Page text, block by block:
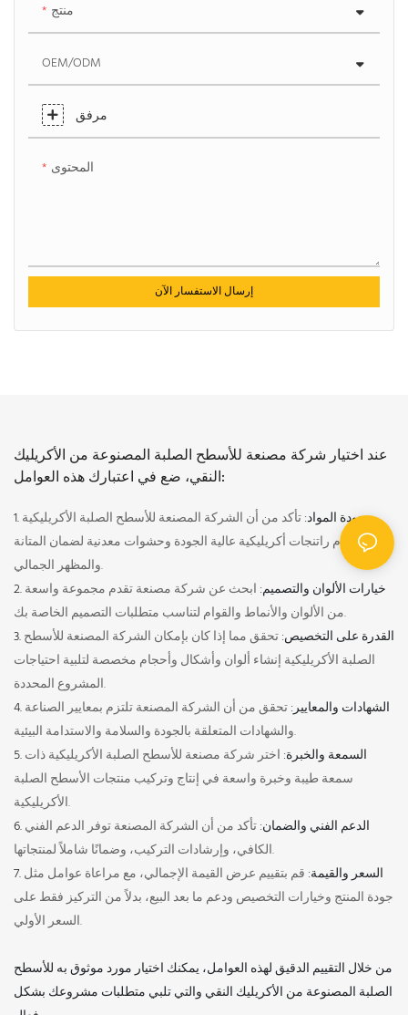
منتج
OEM/ODM
مرفق
المحتوى
إرسال الاستفسار الآن
عند اختيار شركة مصنعة للأسطح الصلبة المصنوعة من الأكريليك
النقي، ضع في اعتبارك هذه العوامل:
1. جودة المواد:تأكد من أن الشركة المصنعة للأسطح الصلبة الأكريليكية
تستخدم راتنجات أكريليكية عالية الجودة وحشوات معدنية لضمان المتانة
والمظهر الجمالي.
2. خيارات الألوان والتصميم: ابحث عن شركة مصنعة تقدم مجموعة واسعة
من الألوان والأنماط والقوام لتناسب متطلبات التصميم الخاصة بك.
3. القدرة على التخصيص:تحقق مما إذا كان بإمكان الشركة المصنعة للأسطح
الصلبة الأكريليكية إنشاء ألوان وأشكال وأحجام مخصصة لتلبية احتياجات
المشروع المحددة.
4. الشهادات والمعايير:تحقق من أن الشركة المصنعة تلتزم بمعايير الصناعة
والشهادات المتعلقة بالجودة والسلامة والاستدامة البيئية.
5. السمعة والخبرة: اختر شركة مصنعة للأسطح الصلبة الأكريليكية ذات
سمعة طيبة وخبرة واسعة في إنتاج وتركيب منتجات الأسطح الصلبة
الأكريليكية.
6. الدعم الفني والضمان:تأكد من أن الشركة المصنعة توفر الدعم الفني
الكافي، وإرشادات التركيب، وضمانًا شاملاً لمنتجاتها.
7. السعر والقيمة: قم بتقييم عرض القيمة الإجمالي، مع مراعاة عوامل مثل
جودة المنتج وخيارات التخصيص ودعم ما بعد البيع، بدلاً من التركيز فقط على
السعر الأولي.
من خلال التقييم الدقيق لهذه العوامل، يمكنك اختيار مورد موثوق به للأسطح
الصلبة المصنوعة من الأكريليك النقي والتي تلبي متطلبات مشروعك بشكل